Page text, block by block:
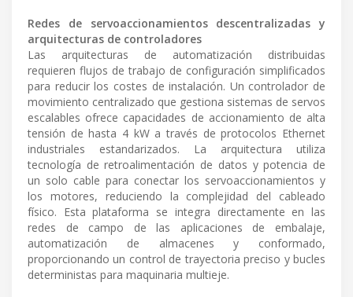
Redes de servoaccionamientos descentralizadas y
arquitecturas de controladores
Las arquitecturas de automatización distribuidas
requieren flujos de trabajo de configuración simplificados
para reducir los costes de instalación. Un controlador de
movimiento centralizado que gestiona sistemas de servos
escalables ofrece capacidades de accionamiento de alta
tensión de hasta 4 kW a través de protocolos Ethernet
industriales estandarizados. La arquitectura utiliza
tecnología de retroalimentación de datos y potencia de
un solo cable para conectar los servoaccionamientos y
los motores, reduciendo la complejidad del cableado
físico. Esta plataforma se integra directamente en las
redes de campo de las aplicaciones de embalaje,
automatización de almacenes y conformado,
proporcionando un control de trayectoria preciso y bucles
deterministas para maquinaria multieje.